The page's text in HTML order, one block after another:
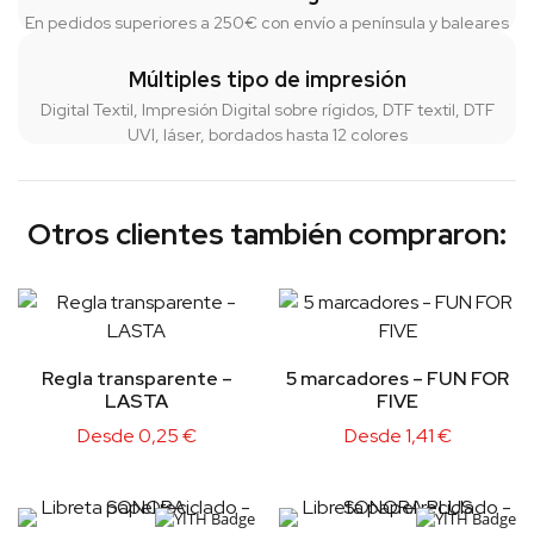
En pedidos superiores a 250€ con envío a península y baleares
Múltiples tipo de impresión
Digital Textil, Impresión Digital sobre rígidos, DTF textil, DTF
UVI, láser, bordados hasta 12 colores
Otros clientes también compraron:
Regla transparente –
LASTA
Desde0,25€
5 marcadores – FUN FOR
FIVE
Desde1,41€